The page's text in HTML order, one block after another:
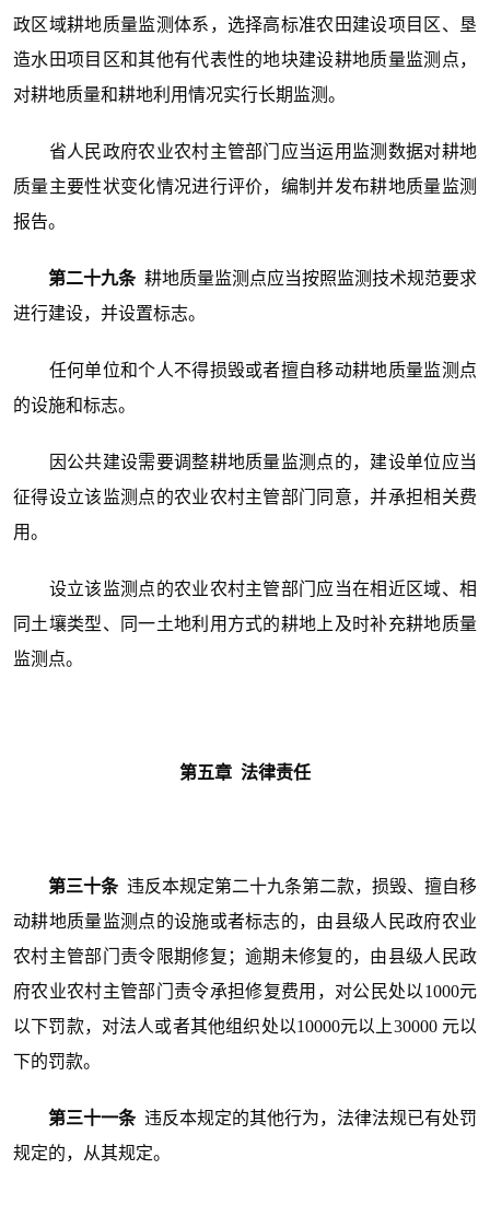
政区域耕地质量监测体系，选择高标准农田建设项目区、垦
造水田项目区和其他有代表性的地块建设耕地质量监测点，
对耕地质量和耕地利用情况实行长期监测。
省人民政府农业农村主管部门应当运用监测数据对耕地
质量主要性状变化情况进行评价，编制并发布耕地质量监测
报告。
第二十九条 耕地质量监测点应当按照监测技术规范要求
进行建设，并设置标志。
任何单位和个人不得损毁或者擅自移动耕地质量监测点
的设施和标志。
因公共建设需要调整耕地质量监测点的，建设单位应当
征得设立该监测点的农业农村主管部门同意，并承担相关费
用。
设立该监测点的农业农村主管部门应当在相近区域、相
同土壤类型、同一土地利用方式的耕地上及时补充耕地质量
监测点。
第五章 法律责任
第三十条 违反本规定第二十九条第二款，损毁、擅自移
动耕地质量监测点的设施或者标志的，由县级人民政府农业
农村主管部门责令限期修复；逾期未修复的，由县级人民政
府农业农村主管部门责令承担修复费用，对公民处以1000元
以下罚款，对法人或者其他组织处以10000元以上30000 元以
下的罚款。
第三十一条 违反本规定的其他行为，法律法规已有处罚
规定的，从其规定。